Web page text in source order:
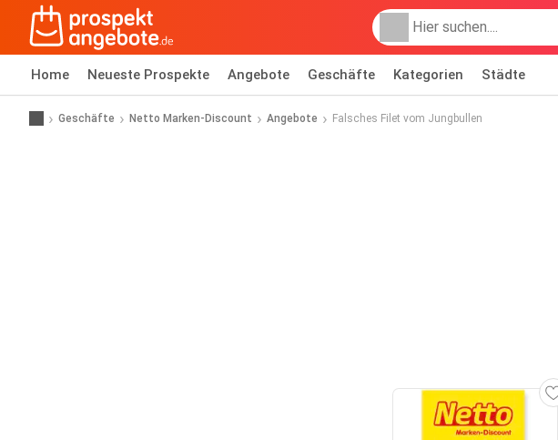
Home Neueste Prospekte Angebote Geschäfte Kategorien Städte
Geschäfte Netto Marken-Discount Angebote Falsches Filet vom Jungbullen